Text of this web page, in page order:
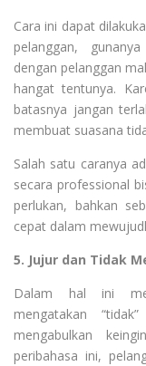
Cara ini dapat
pelanggan,
dengan pelanggan
hangat tentunya.
batasnya jangan
membuat suasana
Salah satu caranya
secara professional
perlukan, bahkan
cepat dalam
5. Jujur dan Tidak
Dalam hal ini
mengatakan
mengabulkan
peribahasa ini,